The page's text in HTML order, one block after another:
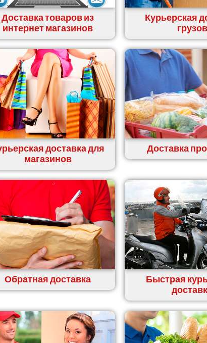
Доставка товаров из
интернет магазинов
Курьерская
грузов
доставка для
магазинов
Доставка
Обратная доставка Быстрая